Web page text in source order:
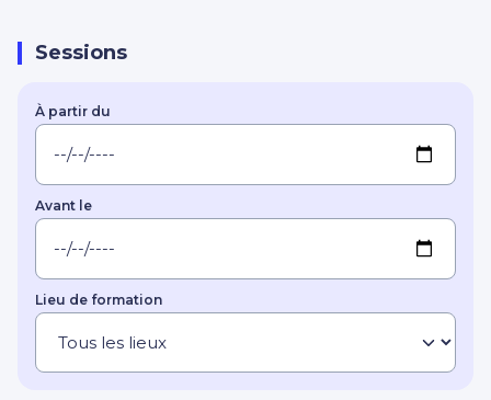
Sessions
À partir du
Avant le
Lieu de formation